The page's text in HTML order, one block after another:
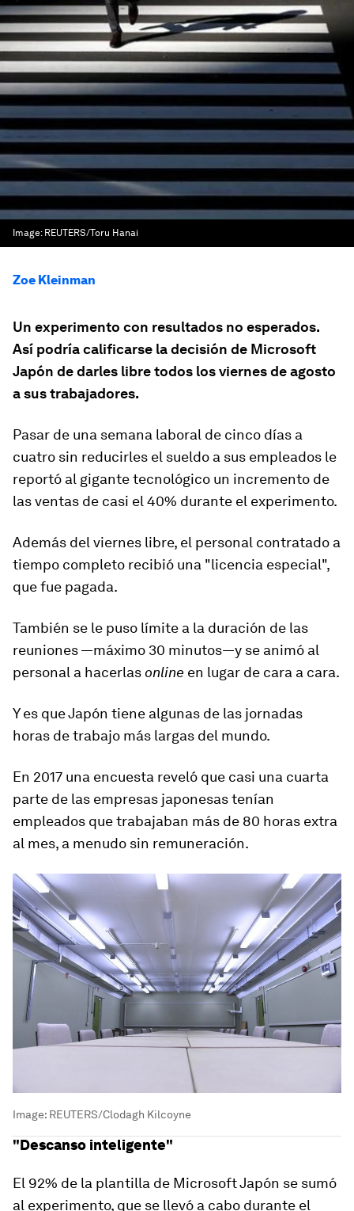
Image: REUTERS/Toru Hanai
Zoe Kleinman
Un experimento con resultados no esperados.
Así podría calificarse la decisión de Microsoft
Japón de darles libre todos los viernes de agosto
a sus trabajadores.
Pasar de una semana laboral de cinco días a
cuatro sin reducirles el sueldo a sus empleados le
reportó al gigante tecnológico un incremento de
las ventas de casi el 40% durante el experimento.
Además del viernes libre, el personal contratado a
tiempo completo recibió una "licencia especial",
que fue pagada.
También se le puso límite a la duración de las
reuniones —máximo 30 minutos—y se animó al
personal a hacerlasonline en lugar de cara a cara.
Y es que Japón tiene algunas de las jornadas
horas de trabajo más largas del mundo.
En 2017 una encuesta reveló que casi una cuarta
parte de las empresas japonesas tenían
empleados que trabajaban más de 80 horas extra
al mes, a menudo sin remuneración.
Image: REUTERS/Clodagh Kilcoyne
"Descanso inteligente"
El 92% de la plantilla de Microsoft Japón se sumó
al experimento, que se llevó a cabo durante el